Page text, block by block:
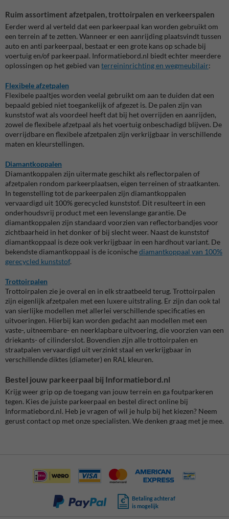
Ruim assortiment afzetpalen, trottoirpalen en verkeerspalen
Eerder werd al verteld dat een parkeerpaal kan worden gebruikt om
een terrein af te zetten. Wanneer er een aanrijding plaatsvindt tussen
auto en anti parkeerpaal, bestaat er een grote kans op schade bij
voertuig en/of parkeerpaal. Informatiebord.nl biedt echter meerdere
oplossingen op het gebied van terreininrichting en wegmeubilair:
Flexibele afzetpalen
Flexibele paaltjes worden veelal gebruikt om aan te duiden dat een
bepaald gebied niet toegankelijk of afgezet is. De palen zijn van
kunststof wat als voordeel heeft dat bij het overrijden en aanrijden,
zowel de flexibele afzetpaal als het voertuig onbeschadigd blijven. De
overrijdbare en flexibele afzetpalen zijn verkrijgbaar in verschillende
maten en kleurstellingen.
Diamantkoppalen
Diamantkoppalen zijn uitermate geschikt als reflectorpalen of
afzetpalen rondom parkeerplaatsen, eigen terreinen of straatkanten.
In tegenstelling tot de parkeerpalen zijn diamantkoppalen
vervaardigd uit 100% gerecycled kunststof. Dit resulteert in een
onderhoudsvrij product met een levenslange garantie. De
diamantkoppalen zijn standaard voorzien van reflectorbandjes voor
zichtbaarheid in het donker of bij slecht weer. Naast de kunststof
diamantkoppaal is deze ook verkrijgbaar in een hardhout variant. De
bekendste diamantkoppaal is de iconischediamantkoppaal van 100%
gerecycled kunststof.
Trottoirpalen
Trottoirpalen zie je overal en in elk straatbeeld terug. Trottoirpalen
zijn eigenlijk afzetpalen met een luxere uitstraling. Er zijn dan ook tal
van sierlijke modellen met allerlei verschillende specificaties en
uitvoeringen. Hierbij kan worden gedacht aan modellen met een
vaste-, uitneembare- en neerklapbare uitvoering, die voorzien van een
driekants- of cilinderslot. Bovendien zijn alle trottoirpalen en
straatpalen vervaardigd uit verzinkt staal en verkrijgbaar in
verschillende diktes (diameter) en RAL kleuren.
Bestel jouw parkeerpaal bij Informatiebord.nl
Krijg weer grip op de toegang van jouw terrein en ga foutparkeren
tegen. Kies de juiste parkeerpaal en bestel direct online bij
Informatiebord.nl. Heb je vragen of wil je hulp bij het kiezen? Neem
gerust contact op met onze specialisten. We denken graag met je mee.
Betaling achteraf
is mogelijk